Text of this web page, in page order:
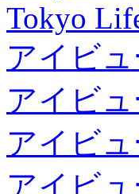
Tokyo
アイビ
アイビ
アイビ
アイビ